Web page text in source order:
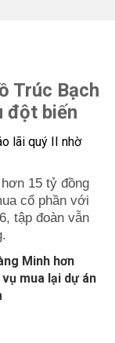
Trúc Bạch
đột biến
15 tỷ đồng
cổ phần với
tập đoàn vẫn
Minh hơn
mua lại dự án